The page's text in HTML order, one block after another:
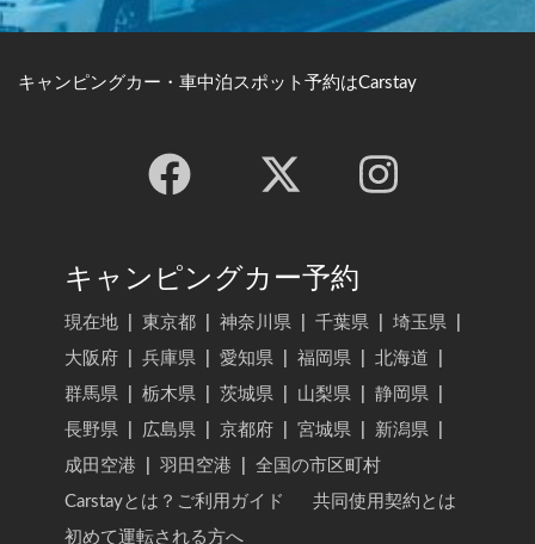
キャンピングカー・車中泊スポット予約はCarstay
キャンピングカー予約
現在地 東京都 神奈川県 千葉県 埼玉県
大阪府
兵庫県 愛知県 福岡県 北海道
群馬県
栃木県 茨城県 山梨県 静岡県
長野県
広島県 京都府 宮城県 新潟県
成田空港
羽田空港
全国の市区町村
Carstayとは？ご利用ガイド
共同使用契約とは
初めて運転される方へ